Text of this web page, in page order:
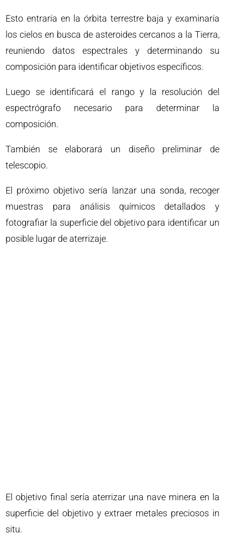
Esto entraría en la órbita terrestre baja y examinaría
los cielos en busca de asteroides cercanos a la Tierra,
reuniendo datos espectrales y determinando su
composición para identificar objetivos específicos.
Luego se identificará el rango y la resolución del
espectrógrafo necesario para determinar la
composición.
También se elaborará un diseño preliminar de
telescopio.
El próximo objetivo sería lanzar una sonda, recoger
muestras para análisis químicos detallados y
fotografiar la superficie del objetivo para identificar un
posible lugar de aterrizaje.
El objetivo final sería aterrizar una nave minera en la
superficie del objetivo y extraer metales preciosos in
situ.